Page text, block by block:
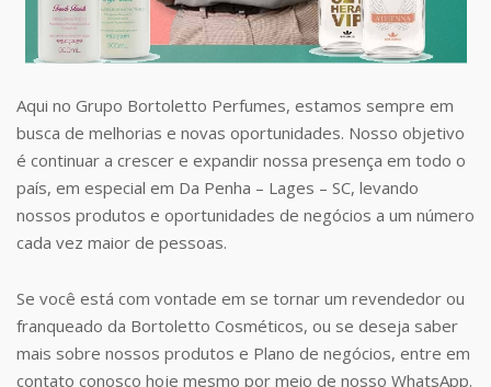
Aqui no Grupo Bortoletto Perfumes, estamos sempre em
busca de melhorias e novas oportunidades. Nosso objetivo
é continuar a crescer e expandir nossa presença em todo o
país, em especial em Da Penha – Lages – SC, levando
nossos produtos e oportunidades de negócios a um número
cada vez maior de pessoas.
Se você está com vontade em se tornar um revendedor ou
franqueado da Bortoletto Cosméticos, ou se deseja saber
mais sobre nossos produtos e Plano de negócios, entre em
contato conosco hoje mesmo por meio de nosso WhatsApp.